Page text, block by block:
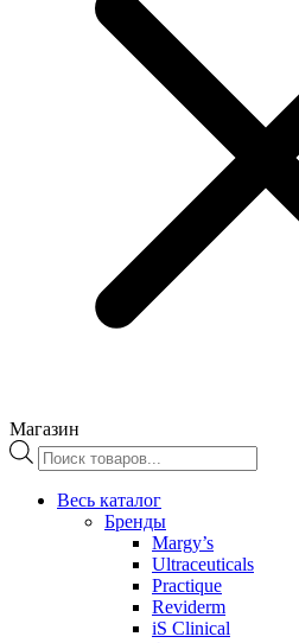
Магазин
Поиск
товаров
Весь каталог
Бренды
Margy’s
Ultraceuticals
Practique
Reviderm
iS Clinical